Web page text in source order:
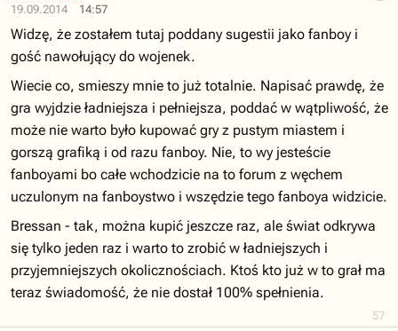
19.09.2014 14:57
57
Widzę, że zostałem tutaj poddany sugestii jako fanboy i
gość nawołujący do wojenek.
Wiecie co, smieszy mnie to już totalnie. Napisać prawdę, że
gra wyjdzie ładniejsza i pełniejsza, poddać w wątpliwość, że
może nie warto było kupować gry z pustym miastem i
gorszą grafiką i od razu fanboy. Nie, to wy jesteście
fanboyami bo całe wchodzicie na to forum z węchem
uczulonym na fanboystwo i wszędzie tego fanboya widzicie.
Bressan - tak, można kupić jeszcze raz, ale świat odkrywa
się tylko jeden raz i warto to zrobić w ładniejszych i
przyjemniejszych okolicznościach. Ktoś kto już w to grał ma
teraz świadomość, że nie dostał 100% spełnienia.